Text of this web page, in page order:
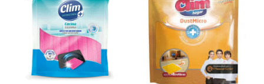
Odorizanti auto
Produse pentu aprins focul
Produse pudra certificate Eco Cert
Auto Bricolaj & Gradina & Camping
Pasta si crema abraziva pentru